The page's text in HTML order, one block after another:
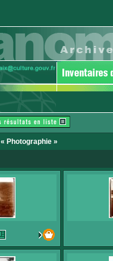
« Photographie »